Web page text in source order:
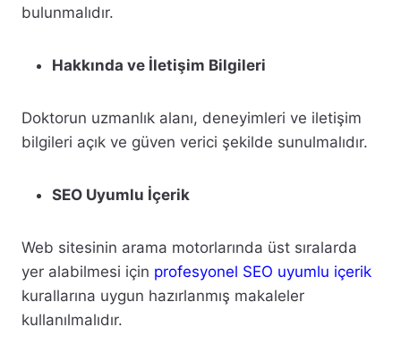
bulunmalıdır.
Hakkında ve İletişim Bilgileri
Doktorun uzmanlık alanı, deneyimleri ve iletişim
bilgileri açık ve güven verici şekilde sunulmalıdır.
SEO Uyumlu İçerik
Web sitesinin arama motorlarında üst sıralarda
yer alabilmesi için profesyonel SEO uyumlu içerik
kurallarına uygun hazırlanmış makaleler
kullanılmalıdır.